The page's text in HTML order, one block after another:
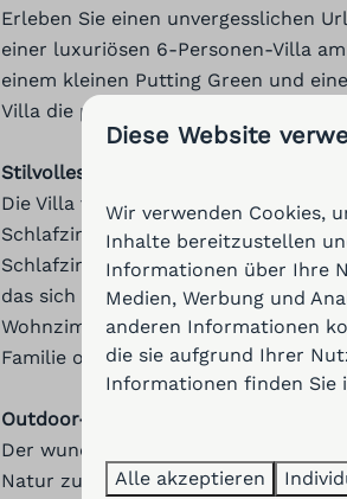
Sicherheit
Rauchmelder
Heizung und Kühlung
Erleben Sie einen unvergesslichen
einer luxuriösen 6-Personen-Villa
einem kleinen Putting Green und
Villa die perfekte Balance zwischen
Stilvolles Layout und Komfort
Die Villa verfügt über drei
Schlafzimmer verfügen über
Schlafzimmer mit einem Einzelbett
das sich problemlos in ein
Wohnzimmer mit einem attraktiven
Familie oder Freunden ein.
Outdoor-Genuss im Garten und am
Der wunderschön angelegte Garten
Natur zu genießen. Entspannen Sie
Diese Website
Wir verwenden Cookies,
Inhalte bereitzustellen
Informationen über Ihre
Medien, Werbung und
anderen Informationen
die sie aufgrund Ihrer
Informationen finden Sie
Alle akzeptieren